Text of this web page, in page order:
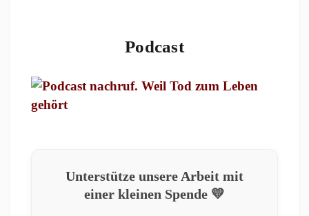
Podcast
Unterstütze unsere Arbeit mit
einer kleinen Spende 💛